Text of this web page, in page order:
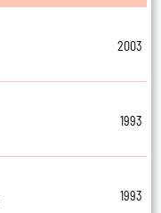
2003
1993
1993